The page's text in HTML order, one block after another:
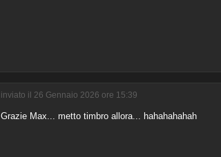
inviato il 26 Gennaio 2026 ore 15:39
Grazie Max... metto timbro allora... hahahahahah